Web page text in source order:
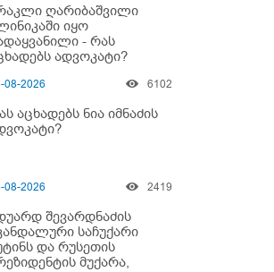
ღარიბაშვილი
იყო
- რას
ადვოკატი?
08-2026 6102
აცხადებს ნია იმნაძის
08-2026 2419
შევარდნაძის
საჩუქარი
და რუსეთის
მუქარა,